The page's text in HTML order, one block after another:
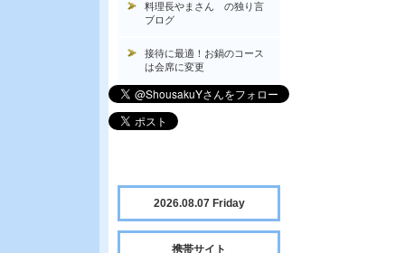
料理長やまさん の独り言
ブログ
接待に最適！お鍋のコース
は会席に変更
2026.08.07 Friday
携帯サイト